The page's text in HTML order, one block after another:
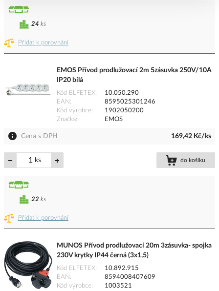
Přidat k porovnání
24 ks
EMOS Přívod prodlužovací 2m 5zásuvka 250V/10A
IP20 bílá
Kód ELFETEX
10.050.290
EAN
8595025301246
Kód výrobce
1902050200
Značka
EMOS
Cena s DPH 169,42 Kč/ks
ks do košíku
Přidat k porovnání
22 ks
MUNOS Přívod prodlužovací 20m 3zásuvka- spojka
230V krytky IP44 černá (3x1,5)
Kód ELFETEX
10.892.915
EAN
8594008407609
Kód výrobce
1003521